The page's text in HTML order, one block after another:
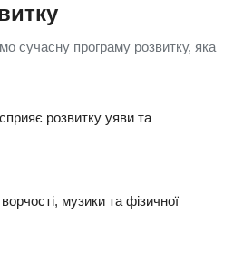
сучасну програму розвитку, яка
розвитку уяви та
музики та фізичної